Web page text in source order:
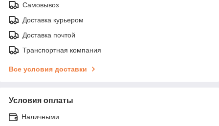
Самовывоз
Доставка курьером
Доставка почтой
Транспортная компания
Все условия доставки
Условия оплаты
Наличными